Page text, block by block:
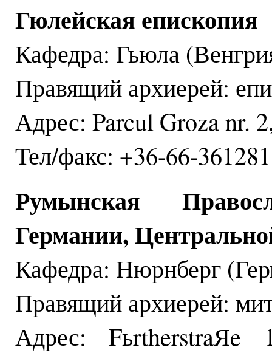
Гюлейская епископия
Кафедра: Гьюла
Правящий архиерей:
Адрес: Parcul Groza nr.
Тел/факс: +36-66-361281
Румынская
Германии,
Кафедра: Нюрнберг
Правящий архиерей:
Адрес: FьrtherstraЯe